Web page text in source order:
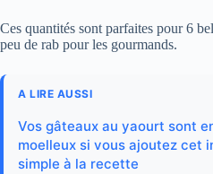
Ces quantités sont parfaites pour 6
peu de rab pour les gourmands.
A LIRE AUSSI
Vos gâteaux au yaourt sont
moelleux si vous ajoutez cet
simple à la recette